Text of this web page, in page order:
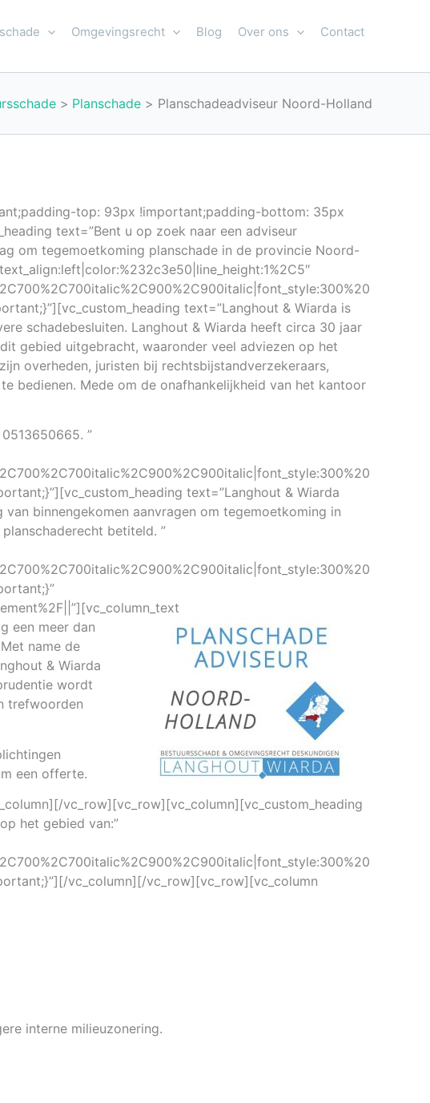
Omgevingsrecht Blog Over ons Contact
Planschade Planschadeadviseur Noord-Holland
top: 93px !important;padding-bottom: 35px
text=”Bent u op zoek naar een adviseur
om tegemoetkoming planschade in de provincie Noord-
text=”Langhout & Wiarda is
schadebesluiten. Langhout & Wiarda heeft circa 30 jaar
gebied uitgebracht, waaronder veel adviezen op het
overheden, juristen bij rechtsbijstandverzekeraars,
bedienen. Mede om de onafhankelijkheid van het kantoor
”
text=”Langhout & Wiarda
binnengekomen aanvragen om tegemoetkoming in
betiteld. ”
een meer dan
name de
& Wiarda
wordt
trefwoorden
een offerte.
vc_row][vc_row][vc_column][vc_custom_heading
het gebied van:”
vc_column][/vc_row][vc_row][vc_column
interne milieuzonering.